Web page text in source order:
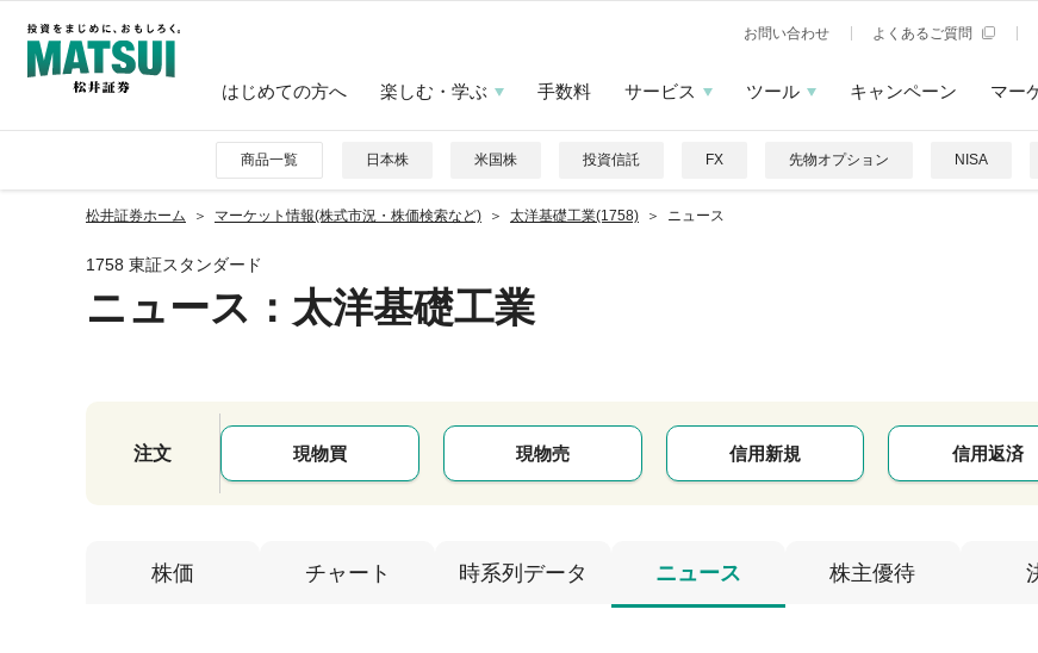
お問い合わせ よくあるご質問
はじめての方へ 楽しむ・学ぶ 手数料 サービス ツール キャンペーン マー
商品一覧 日本株 米国株 投資信託 FX 先物オプション NISA
松井証券ホーム マーケット情報(株式市況・株価検索など) 太洋基礎工業(1758) ニュース
1758 東証スタンダード
ニュース ：太洋基礎工業
注文 現物買 現物売 信用新規 信用返済
株価 チャート 時系列データ ニュース 株主優待